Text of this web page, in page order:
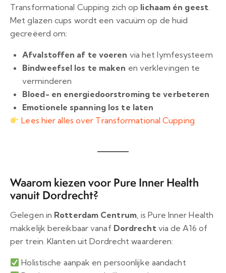
Transformational Cupping zich op lichaam én geest.
Met glazen cups wordt een vacuüm op de huid
gecreëerd om:
Afvalstoffen af te voeren via het lymfesysteem
Bindweefsel los te maken en verklevingen te
verminderen
Bloed- en energiedoorstroming te verbeteren
Emotionele spanning los te laten
Lees hier alles over Transformational Cupping
Waarom kiezen voor Pure Inner Health
vanuit Dordrecht?
Gelegen in Rotterdam Centrum, is Pure Inner Health
makkelijk bereikbaar vanaf Dordrechtvia de A16 of
per trein. Klanten uit Dordrecht waarderen:
Holistische aanpak en persoonlijke aandacht